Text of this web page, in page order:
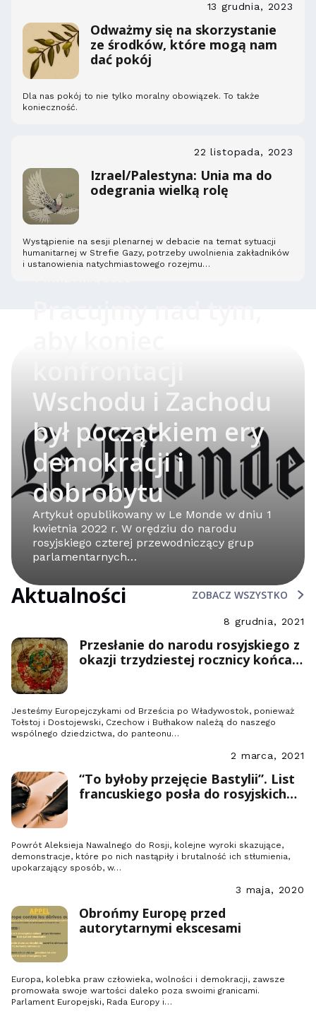
13 grudnia, 2023
Odważmy się na skorzystanie
ze środków, które mogą nam
dać pokój
Dla nas pokój to nie tylko moralny obowiązek. To także
konieczność.
22 listopada, 2023
Izrael/Palestyna: Unia ma do
odegrania wielką rolę
Wystąpienie na sesji plenarnej w debacie na temat sytuacji
humanitarnej w Strefie Gazy, potrzeby uwolnienia zakładników
i ustanowienia natychmiastowego rozejmu…
Wschodu i Zachodu
był początkiem ery
demokracji i
dobrobytu
Artykuł opublikowany w Le Monde w dniu 1
kwietnia 2022 r. W orędziu do narodu
rosyjskiego czterej przewodniczący grup
parlamentarnych…
Aktualności ZOBACZ WSZYSTKO
8 grudnia, 2021
Przesłanie do narodu rosyjskiego z
okazji trzydziestej rocznicy końca
Jesteśmy Europejczykami od Brześcia po Władywostok, ponieważ
Tołstoj i Dostojewski, Czechow i Bułhakow należą do naszego
wspólnego dziedzictwa, do panteonu…
2 marca, 2021
“To byłoby przejęcie Bastylii”. List
francuskiego posła do rosyjskich
Powrót Aleksieja Nawalnego do Rosji, kolejne wyroki skazujące,
demonstracje, które po nich nastąpiły i brutalność ich stłumienia,
upokarzający sposób, w…
3 maja, 2020
Obrońmy Europę przed
autorytarnymi ekscesami
Europa, kolebka praw człowieka, wolności i demokracji, zawsze
promowała swoje wartości daleko poza swoimi granicami.
Parlament Europejski, Rada Europy i…